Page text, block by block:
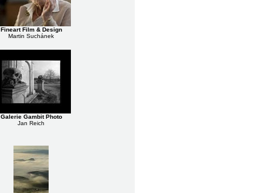
Fineart Film & Design
Martin Suchánek
Galerie Gambit Photo
Jan Reich